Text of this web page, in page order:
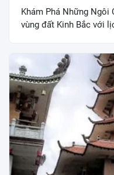
Khám Phá Những Ngôi
vùng đất Kinh Bắc với